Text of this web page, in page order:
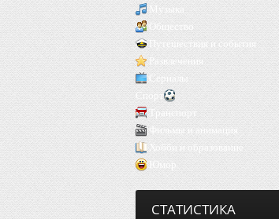
Музыка
Общество
Путешествия и события
Развлечения
Сериалы
Спорт
Транспорт
Фильмы и анимация
Хобби и образование
Юмор
СТАТИСТИКА